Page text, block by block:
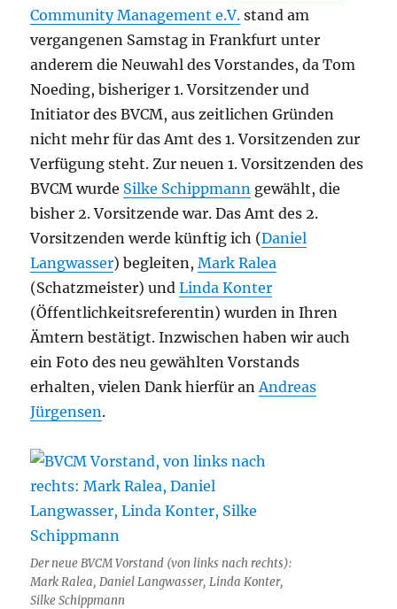
Community Management e.V. stand am
vergangenen Samstag in Frankfurt unter
anderem die Neuwahl des Vorstandes, da Tom
Noeding, bisheriger 1. Vorsitzender und
Initiator des BVCM, aus zeitlichen Gründen
nicht mehr für das Amt des 1. Vorsitzenden zur
Verfügung steht. Zur neuen 1. Vorsitzenden des
BVCM wurde Silke Schippmann gewählt, die
bisher 2. Vorsitzende war. Das Amt des 2.
Vorsitzenden werde künftig ich (Daniel
Langwasser) begleiten,Mark Ralea
(Schatzmeister) undLinda Konter
(Öffentlichkeitsreferentin) wurden in Ihren
Ämtern bestätigt. Inzwischen haben wir auch
ein Foto des neu gewählten Vorstands
erhalten, vielen Dank hierfür anAndreas
Jürgensen.
Der neue BVCM Vorstand (von links nach rechts):
Mark Ralea, Daniel Langwasser, Linda Konter,
Silke Schippmann